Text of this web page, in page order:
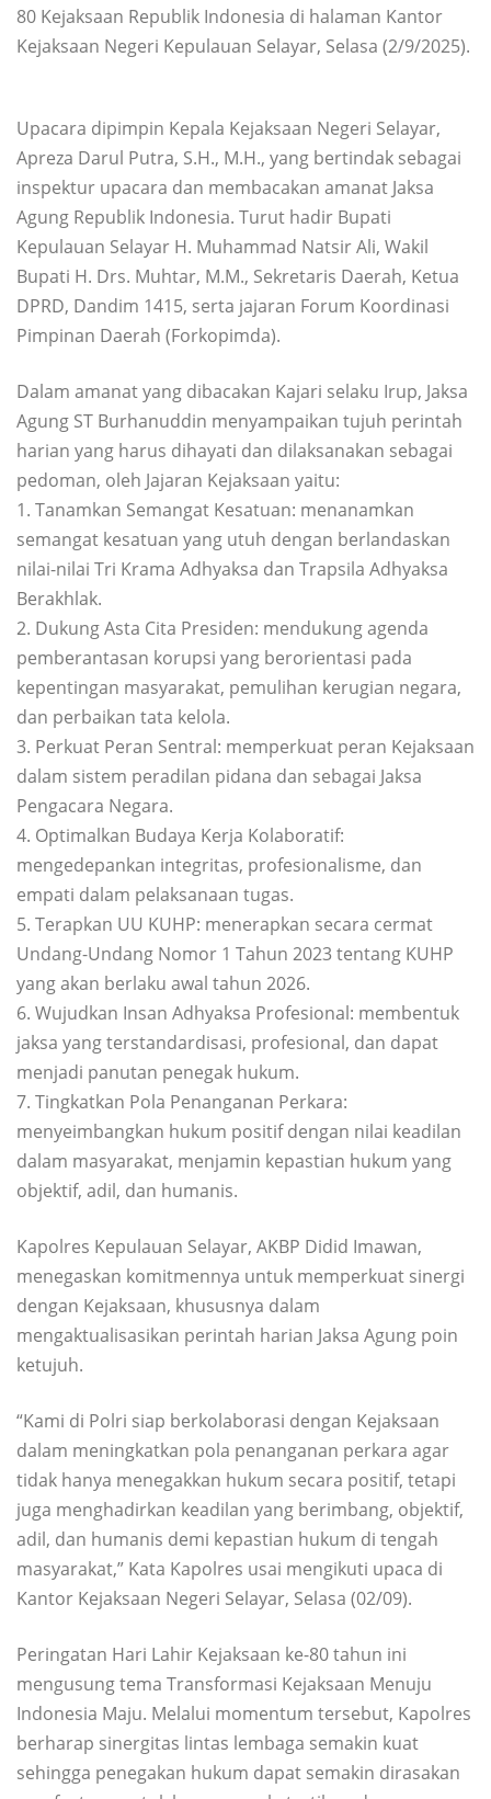
80 Kejaksaan Republik Indonesia di halaman Kantor
Kejaksaan Negeri Kepulauan Selayar, Selasa (2/9/2025).
Upacara dipimpin Kepala Kejaksaan Negeri Selayar,
Apreza Darul Putra, S.H., M.H., yang bertindak sebagai
inspektur upacara dan membacakan amanat Jaksa
Agung Republik Indonesia. Turut hadir Bupati
Kepulauan Selayar H. Muhammad Natsir Ali, Wakil
Bupati H. Drs. Muhtar, M.M., Sekretaris Daerah, Ketua
DPRD, Dandim 1415, serta jajaran Forum Koordinasi
Pimpinan Daerah (Forkopimda).
Dalam amanat yang dibacakan Kajari selaku Irup, Jaksa
Agung ST Burhanuddin menyampaikan tujuh perintah
harian yang harus dihayati dan dilaksanakan sebagai
pedoman, oleh Jajaran Kejaksaan yaitu:
1. Tanamkan Semangat Kesatuan: menanamkan
semangat kesatuan yang utuh dengan berlandaskan
nilai-nilai Tri Krama Adhyaksa dan Trapsila Adhyaksa
Berakhlak.
2. Dukung Asta Cita Presiden: mendukung agenda
pemberantasan korupsi yang berorientasi pada
kepentingan masyarakat, pemulihan kerugian negara,
dan perbaikan tata kelola.
3. Perkuat Peran Sentral: memperkuat peran Kejaksaan
dalam sistem peradilan pidana dan sebagai Jaksa
Pengacara Negara.
4. Optimalkan Budaya Kerja Kolaboratif:
mengedepankan integritas, profesionalisme, dan
empati dalam pelaksanaan tugas.
5. Terapkan UU KUHP: menerapkan secara cermat
Undang-Undang Nomor 1 Tahun 2023 tentang KUHP
yang akan berlaku awal tahun 2026.
6. Wujudkan Insan Adhyaksa Profesional: membentuk
jaksa yang terstandardisasi, profesional, dan dapat
menjadi panutan penegak hukum.
7. Tingkatkan Pola Penanganan Perkara:
menyeimbangkan hukum positif dengan nilai keadilan
dalam masyarakat, menjamin kepastian hukum yang
objektif, adil, dan humanis.
Kapolres Kepulauan Selayar, AKBP Didid Imawan,
menegaskan komitmennya untuk memperkuat sinergi
dengan Kejaksaan, khususnya dalam
mengaktualisasikan perintah harian Jaksa Agung poin
ketujuh.
“Kami di Polri siap berkolaborasi dengan Kejaksaan
dalam meningkatkan pola penanganan perkara agar
tidak hanya menegakkan hukum secara positif, tetapi
juga menghadirkan keadilan yang berimbang, objektif,
adil, dan humanis demi kepastian hukum di tengah
masyarakat,” Kata Kapolres usai mengikuti upaca di
Kantor Kejaksaan Negeri Selayar, Selasa (02/09).
Peringatan Hari Lahir Kejaksaan ke-80 tahun ini
mengusung tema Transformasi Kejaksaan Menuju
Indonesia Maju. Melalui momentum tersebut, Kapolres
berharap sinergitas lintas lembaga semakin kuat
sehingga penegakan hukum dapat semakin dirasakan